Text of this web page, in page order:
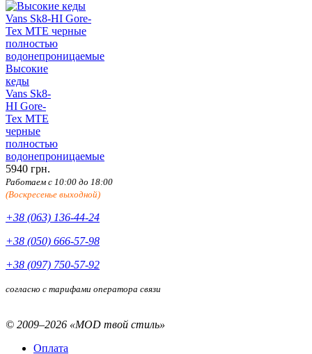
Высокие
кеды
Vans Sk8-
HI Gore-
Tex MTE
черные
полностью
водонепроницаемые
5940 грн.
Работаем с 10:00 до 18:00
(Воскресенье выходной)
+38 (063) 136-44-24
+38 (050) 666-57-98
+38 (097) 750-57-92
согласно с тарифами оператора связи
© 2009–2026 «MOD твой стиль»
Оплата